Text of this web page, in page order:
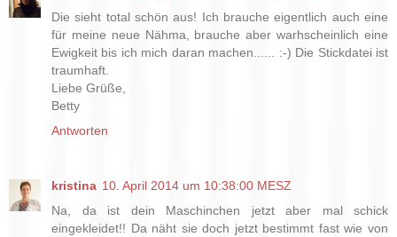
Die sieht total schön aus! Ich brauche eigentlich auch eine
für meine neue Nähma, brauche aber warhscheinlich eine
Ewigkeit bis ich mich daran machen...... :-) Die Stickdatei ist
traumhaft.
Liebe Grüße,
Betty
Antworten
kristina 10. April 2014 um 10:38:00 MESZ
Na, da ist dein Maschinchen jetzt aber mal schick
eingekleidet!! Da näht sie doch jetzt bestimmt fast wie von